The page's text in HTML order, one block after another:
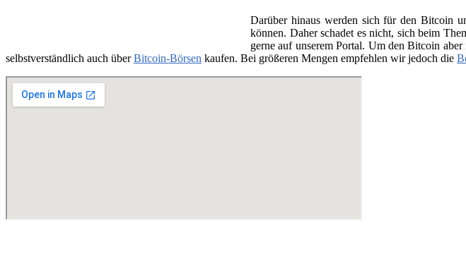
Darüber hinaus werden sich für den Bitcoin
können. Daher schadet es nicht, sich beim
gerne auf unserem Portal. Um den Bitcoin
selbstverständlich auch überBitcoin-Börsen kaufen. Bei größeren Mengen empfehlen wir jedoch die